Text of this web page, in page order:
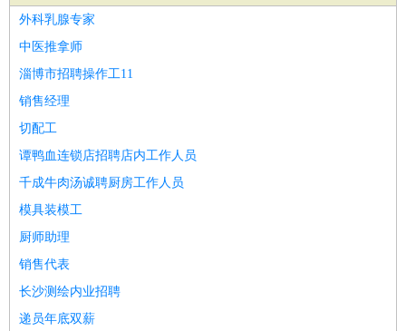
外科乳腺专家
中医推拿师
淄博市招聘操作工11
销售经理
切配工
谭鸭血连锁店招聘店内工作人员
千成牛肉汤诚聘厨房工作人员
模具装模工
厨师助理
销售代表
长沙测绘内业招聘
递员年底双薪